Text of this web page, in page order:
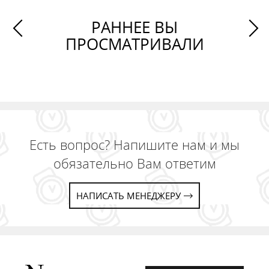
РАННЕЕ ВЫ
ПРОСМАТРИВАЛИ
Есть вопрос? Напишите нам и мы
обязательно Вам ответим
НАПИСАТЬ МЕНЕДЖЕРУ